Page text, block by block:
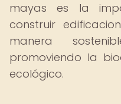
mayas es la
construir
manera
promoviendo la
ecológico.